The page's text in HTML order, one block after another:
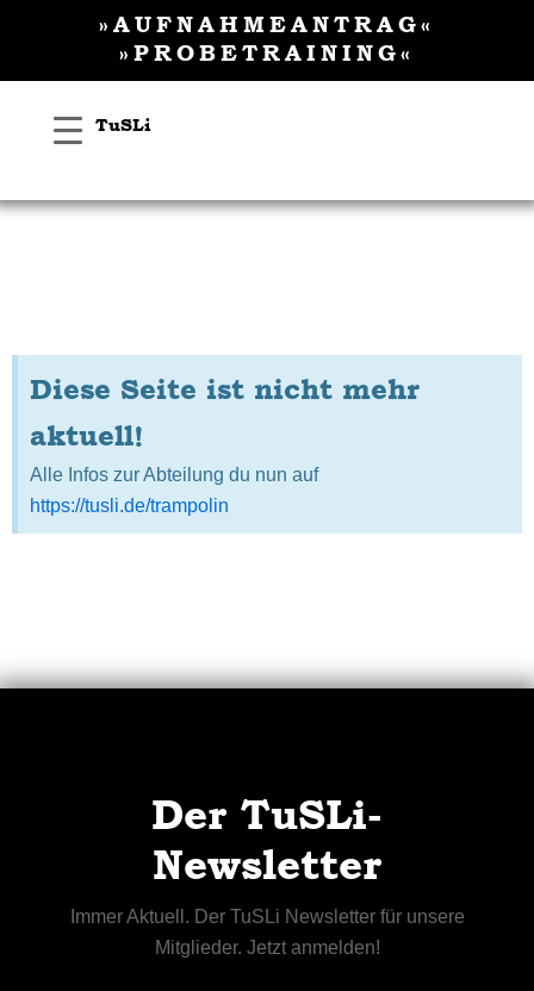
»AUFNAHMEANTRAG«
»PROBETRAINING«
TuSLi
Diese Seite ist nicht mehr
aktuell!
Alle Infos zur Abteilung du nun auf
https://tusli.de/trampolin
Der TuSLi-
Newsletter
Immer Aktuell. Der TuSLi Newsletter für unsere
Mitglieder. Jetzt anmelden!